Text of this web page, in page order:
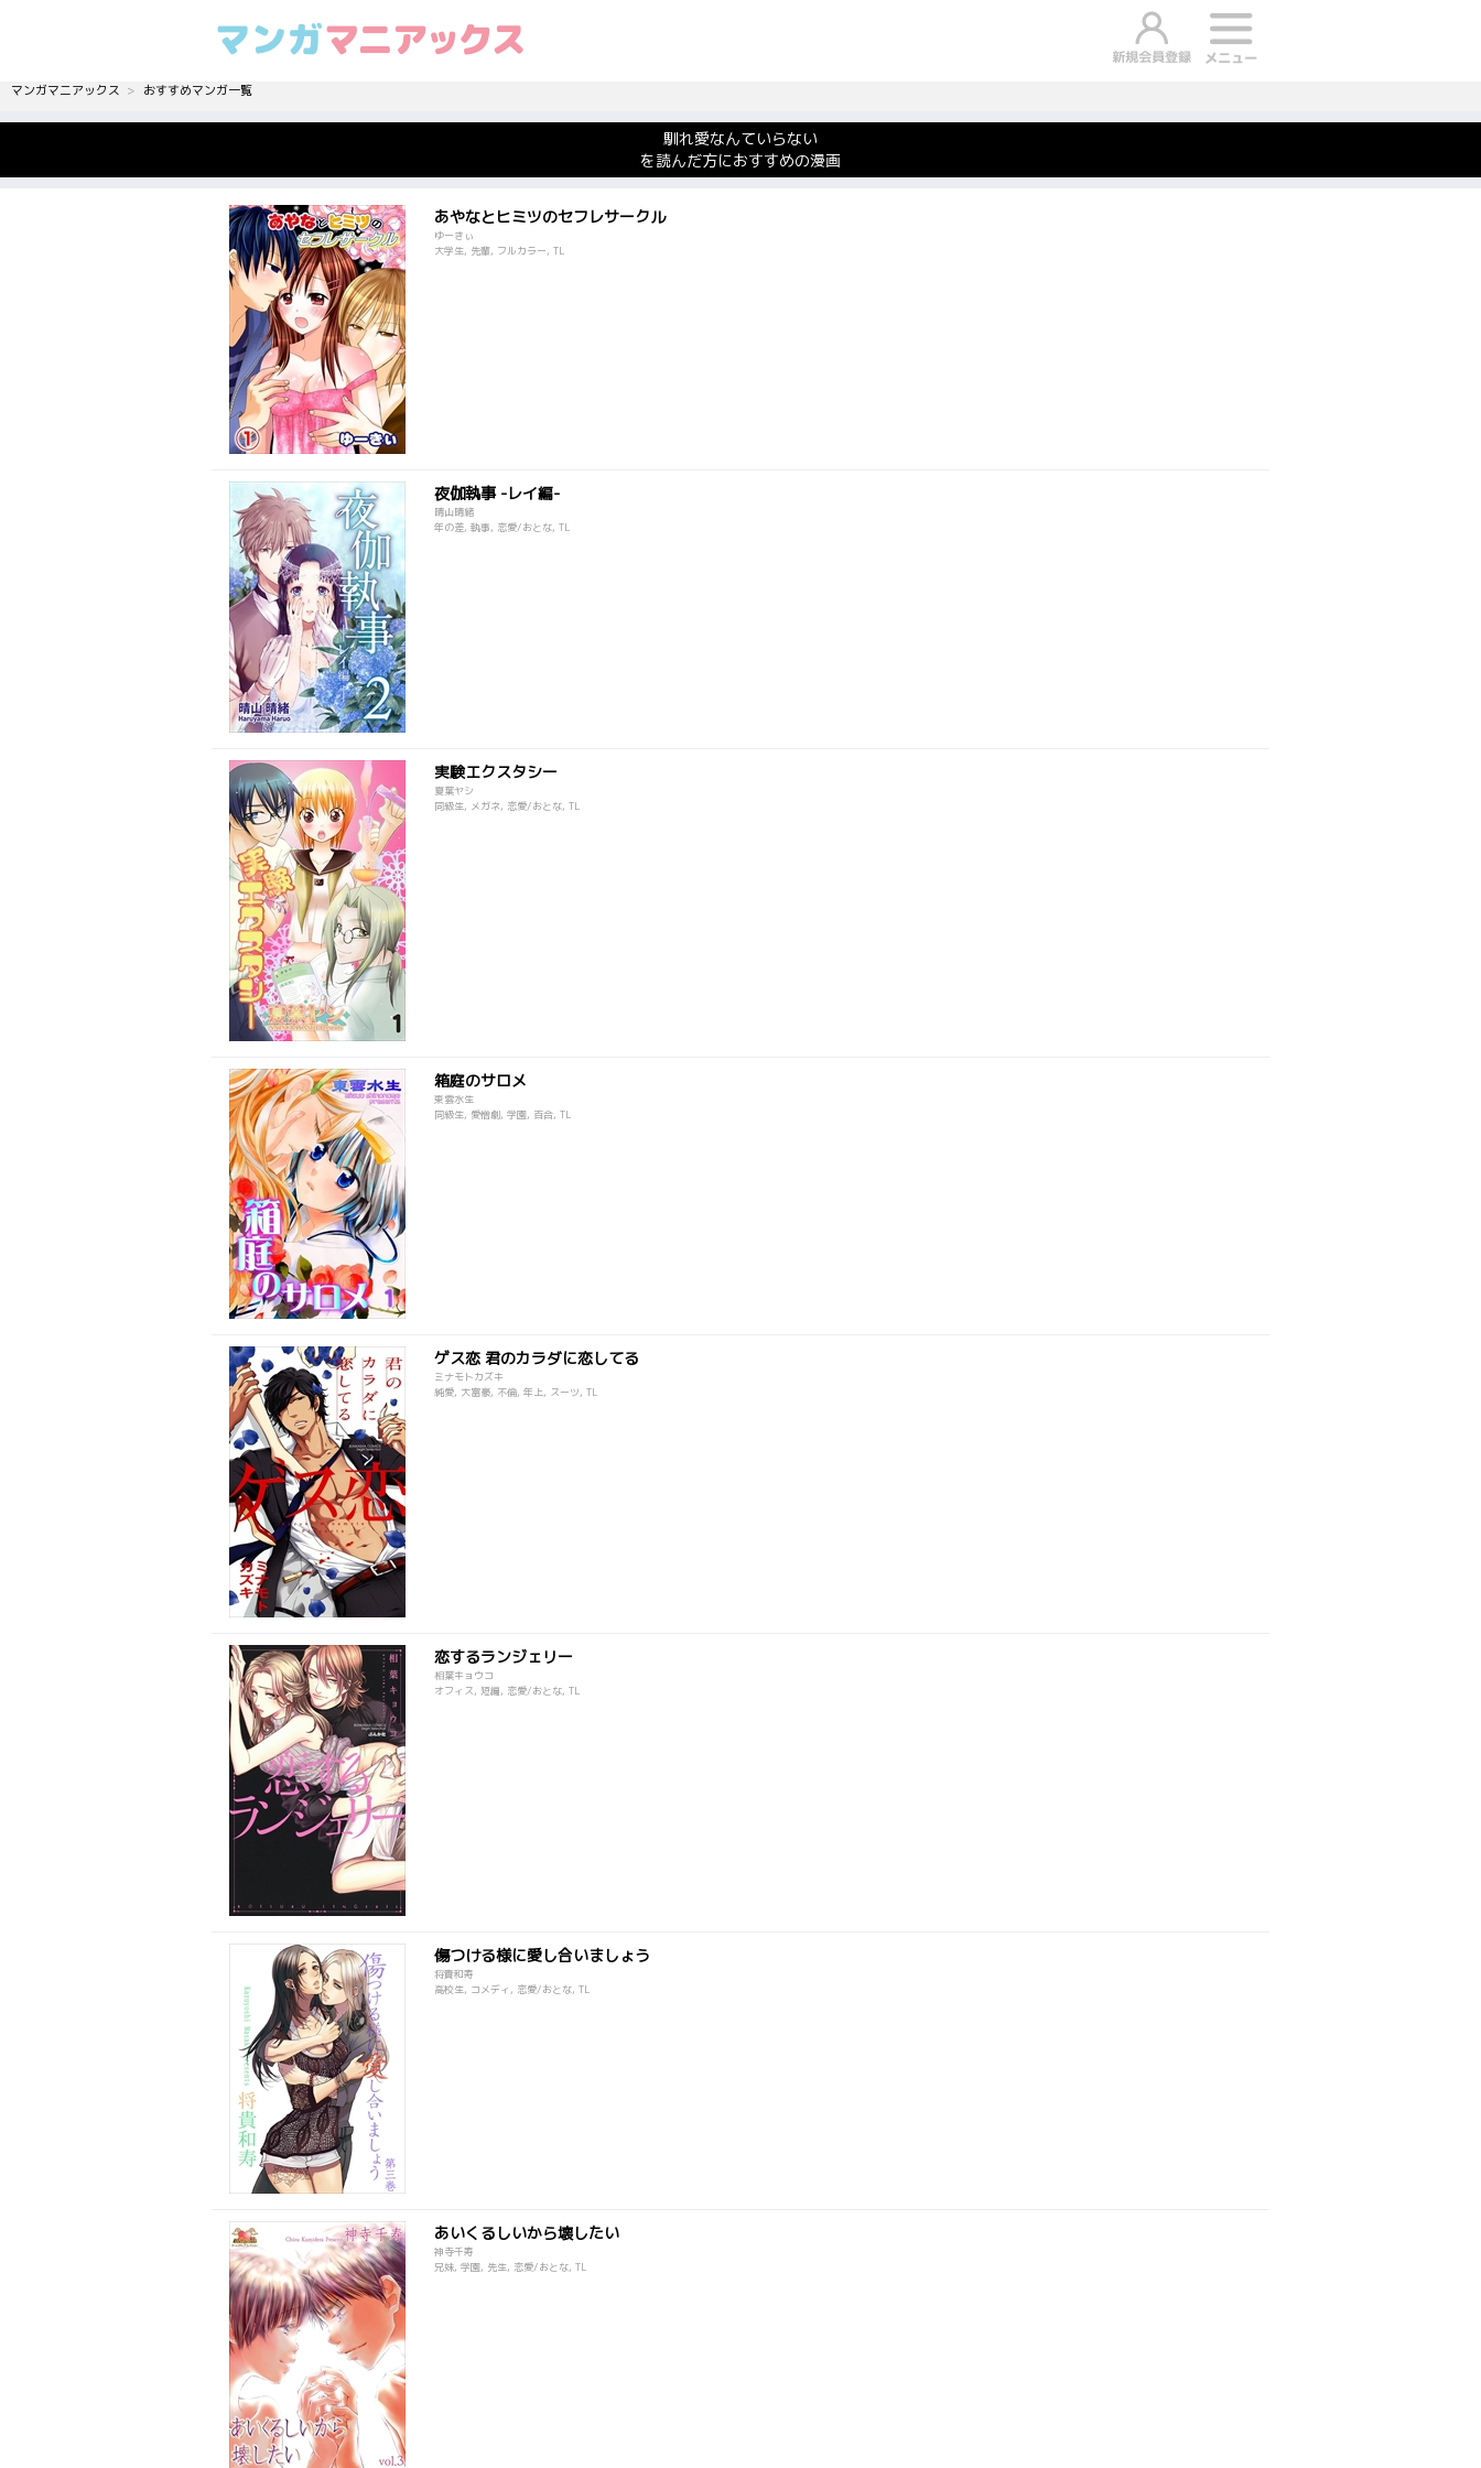
マンガマニアックス おすすめマンガ一覧
馴れ愛なんていらない
を読んだ方におすすめの漫画
あやなとヒミツのセフレサークル
ゆーきぃ
大学生, 先輩, フルカラー, TL
夜伽執事 -レイ編-
晴山晴緒
年の差, 執事, 恋愛/おとな, TL
実験エクスタシー
夏葉ヤシ
同級生, メガネ, 恋愛/おとな, TL
箱庭のサロメ
東雲水生
同級生, 愛憎劇, 学園, 百合, TL
ゲス恋 君のカラダに恋してる
ミナモトカズキ
純愛, 大富豪, 不倫, 年上, スーツ, TL
恋するランジェリー
相葉キョウコ
オフィス, 短編, 恋愛/おとな, TL
傷つける様に愛し合いましょう
将貴和寿
高校生, コメディ, 恋愛/おとな, TL
あいくるしいから壊したい
神寺千寿
兄妹, 学園, 先生, 恋愛/おとな, TL